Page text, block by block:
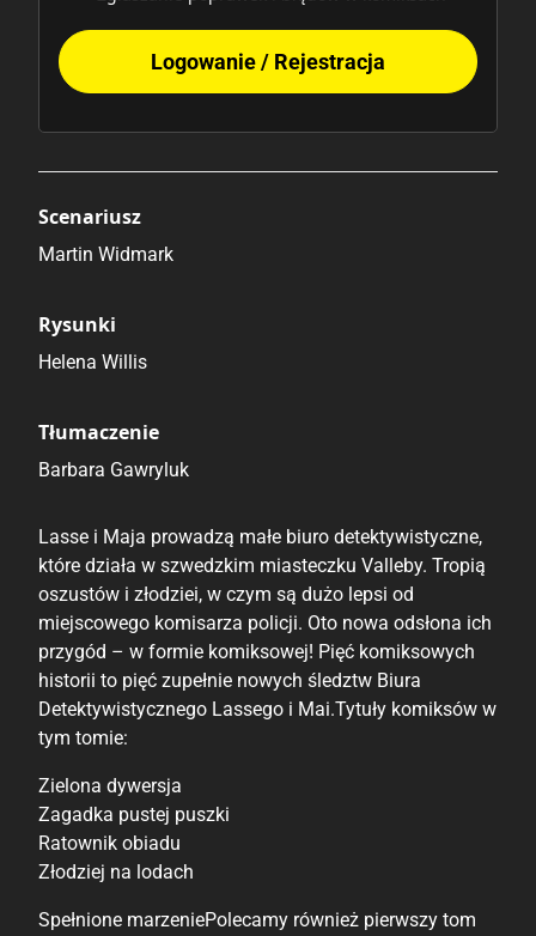
Logowanie / Rejestracja
Scenariusz
Martin Widmark
Rysunki
Helena Willis
Tłumaczenie
Barbara Gawryluk
Lasse i Maja prowadzą małe biuro detektywistyczne,
które działa w szwedzkim miasteczku Valleby. Tropią
oszustów i złodziei, w czym są dużo lepsi od
miejscowego komisarza policji. Oto nowa odsłona ich
przygód – w formie komiksowej! Pięć komiksowych
historii to pięć zupełnie nowych śledztw Biura
Detektywistycznego Lassego i Mai.Tytuły komiksów w
tym tomie:
Zielona dywersja
Zagadka pustej puszki
Ratownik obiadu
Złodziej na lodach
Spełnione marzeniePolecamy również pierwszy tom